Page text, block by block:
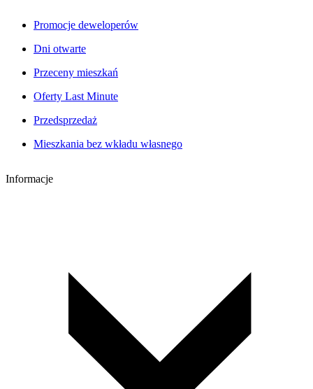
Promocje deweloperów
Dni otwarte
Przeceny mieszkań
Oferty Last Minute
Przedsprzedaż
Mieszkania bez wkładu własnego
Informacje